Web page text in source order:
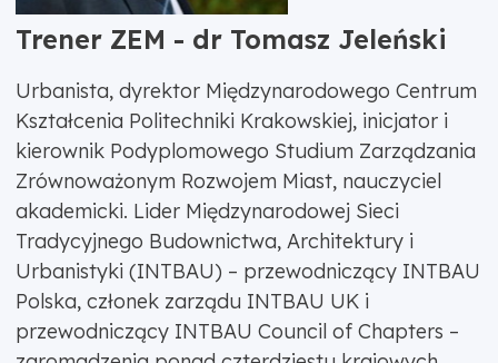
Trener ZEM - dr Tomasz Jeleński
Urbanista, dyrektor Międzynarodowego Centrum
Kształcenia Politechniki Krakowskiej, inicjator i
kierownik Podyplomowego Studium Zarządzania
Zrównoważonym Rozwojem Miast, nauczyciel
akademicki. Lider Międzynarodowej Sieci
Tradycyjnego Budownictwa, Architektury i
Urbanistyki (INTBAU) – przewodniczący INTBAU
Polska, członek zarządu INTBAU UK i
przewodniczący INTBAU Council of Chapters –